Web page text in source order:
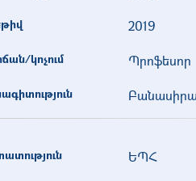
2019
կոչում Պրոֆեսոր
ԵՊՀ